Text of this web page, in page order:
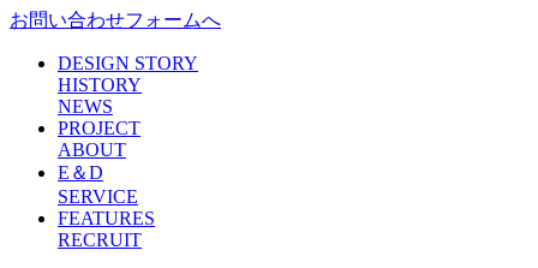
お問い合わせフォームへ
DESIGN STORY
HISTORY
NEWS
PROJECT
ABOUT
E＆D
SERVICE
FEATURES
RECRUIT